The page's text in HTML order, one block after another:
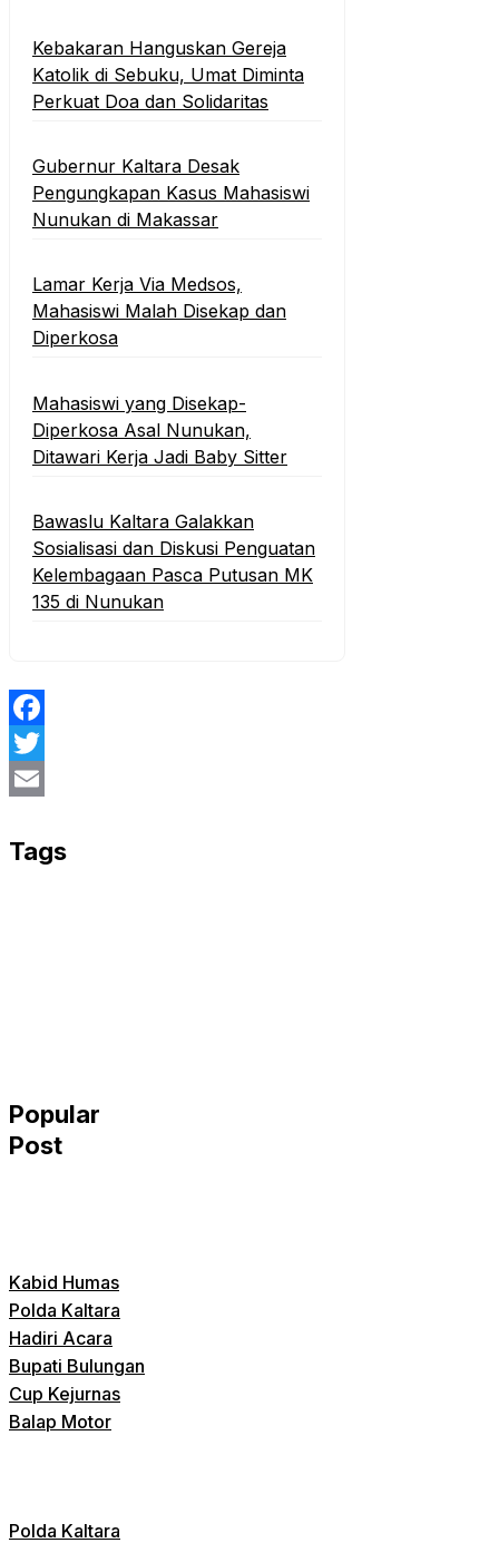
Kebakaran Hanguskan Gereja
Katolik di Sebuku, Umat Diminta
Perkuat Doa dan Solidaritas
Gubernur Kaltara Desak
Pengungkapan Kasus Mahasiswi
Nunukan di Makassar
Lamar Kerja Via Medsos,
Mahasiswi Malah Disekap dan
Diperkosa
Mahasiswi yang Disekap-
Diperkosa Asal Nunukan,
Ditawari Kerja Jadi Baby Sitter
Bawaslu Kaltara Galakkan
Sosialisasi dan Diskusi Penguatan
Kelembagaan Pasca Putusan MK
135 di Nunukan
Facebook
Twitter
Tags
Popular
Post
Kabid Humas
Polda Kaltara
Hadiri Acara
Bupati Bulungan
Cup Kejurnas
Balap Motor
Polda Kaltara